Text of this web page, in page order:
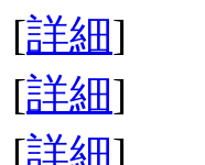
[詳細]
[詳細]
[詳細]